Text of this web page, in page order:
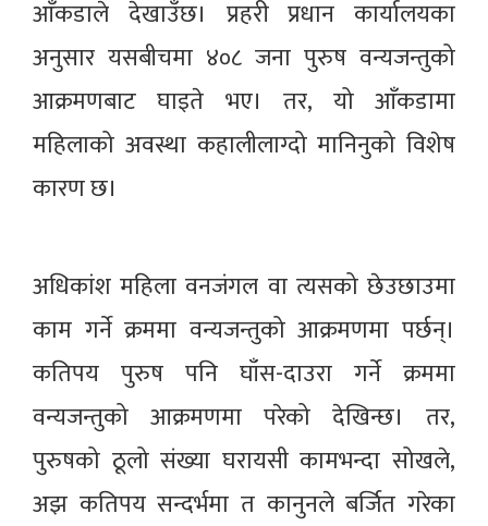
आँकडाले देखाउँछ। प्रहरी प्रधान कार्यालयका
अनुसार यसबीचमा ४०८ जना पुरुष वन्यजन्तुको
आक्रमणबाट घाइते भए। तर, यो आँकडामा
महिलाको अवस्था कहालीलाग्दो मानिनुको विशेष
कारण छ।
अधिकांश महिला वनजंगल वा त्यसको छेउछाउमा
काम गर्ने क्रममा वन्यजन्तुको आक्रमणमा पर्छन्।
कतिपय पुरुष पनि घाँस-दाउरा गर्ने क्रममा
वन्यजन्तुको आक्रमणमा परेको देखिन्छ। तर,
पुरुषको ठूलो संख्या घरायसी कामभन्दा सोखले,
अझ कतिपय सन्दर्भमा त कानुनले बर्जित गरेका